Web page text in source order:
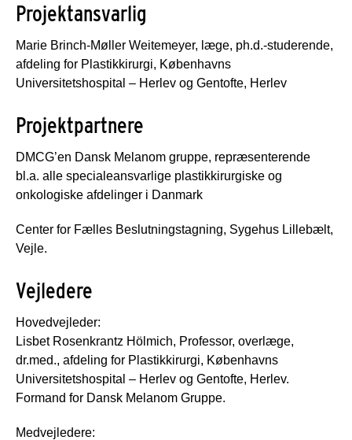
Projektansvarlig
Marie Brinch-Møller Weitemeyer, læge, ph.d.-studerende,
afdeling for Plastikkirurgi, Københavns
Universitetshospital – Herlev og Gentofte, Herlev
Projektpartnere
DMCG’en Dansk Melanom gruppe, repræsenterende
bl.a. alle specialeansvarlige plastikkirurgiske og
onkologiske afdelinger i Danmark
Center for Fælles Beslutningstagning, Sygehus Lillebælt,
Vejle.
Vejledere
Hovedvejleder:
Lisbet Rosenkrantz Hölmich, Professor, overlæge,
dr.med., afdeling for Plastikkirurgi, Københavns
Universitetshospital – Herlev og Gentofte, Herlev.
Formand for Dansk Melanom Gruppe.
Medvejledere: